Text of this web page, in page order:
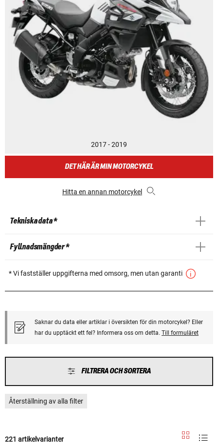
2017 - 2019
DET HÄR ÄR MIN MOTORCYKEL
Hitta en annan motorcykel
Tekniska data *
Fyllnadsmängder *
* Vi fastställer uppgifterna med omsorg, men utan garanti
Saknar du data eller artiklar i översikten för din motorcykel? Eller
har du upptäckt ett fel? Informera oss om detta. Till formuläret
FILTRERA OCH SORTERA
Återställning av alla filter
221 artikelvarianter